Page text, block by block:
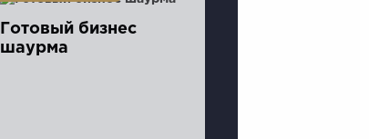
Готовый бизнес
шаурма